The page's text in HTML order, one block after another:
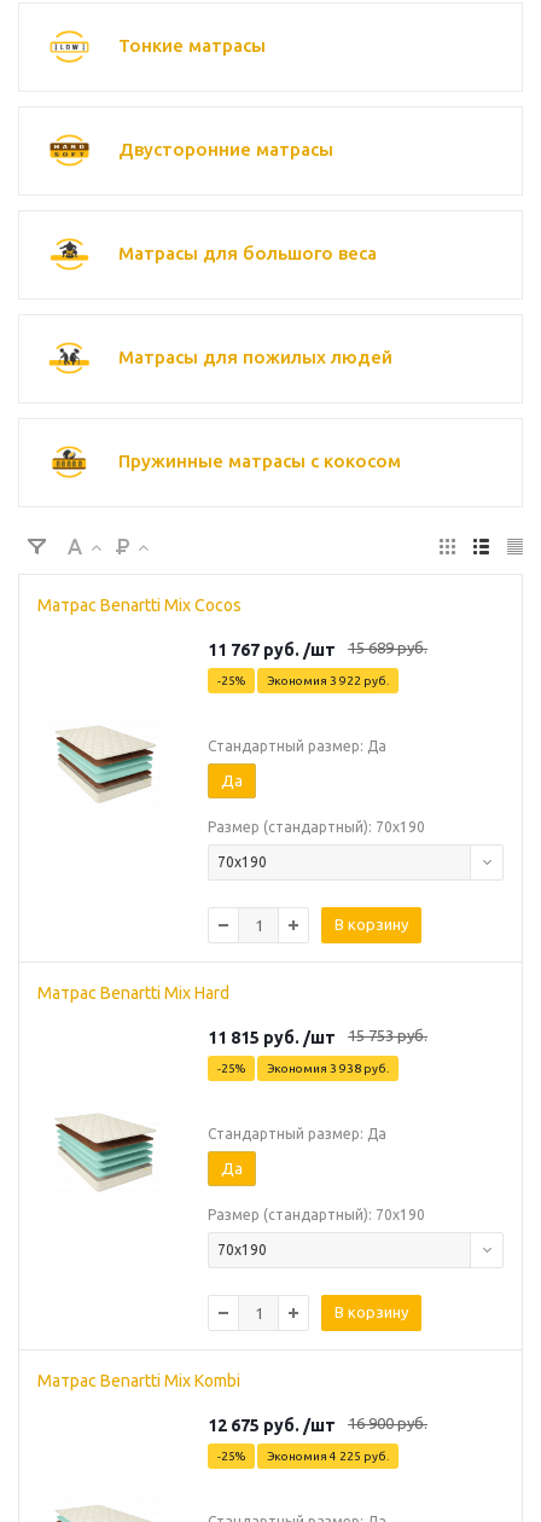
Тонкие матрасы
Двусторонние матрасы
Матрасы для большого веса
Матрасы для пожилых людей
Пружинные матрасы с кокосом
Матрас Benartti Mix Cocos
11 767 руб. /шт 15 689руб.
-25% Экономия 3 922 руб.
Стандартный размер: Да
Да
Размер (стандартный): 70х190
70х190
В корзину
Матрас Benartti Mix Hard
11 815 руб. /шт 15 753руб.
-25% Экономия 3 938 руб.
Стандартный размер: Да
Да
Размер (стандартный): 70х190
70х190
В корзину
Матрас Benartti Mix Kombi
12 675 руб. /шт 16 900руб.
-25% Экономия 4 225 руб.